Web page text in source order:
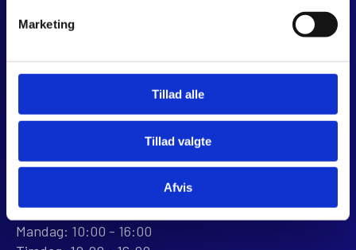
Marketing
Tillad alle
Tillad valgte
Afvis
JJ MOTORCYKLER
Dalagervej 6C
CVR 44928280
webshop@jjmotorcykler.dk
salg@jjmotorcykler.dk
Mandag: 10:00 - 16:00